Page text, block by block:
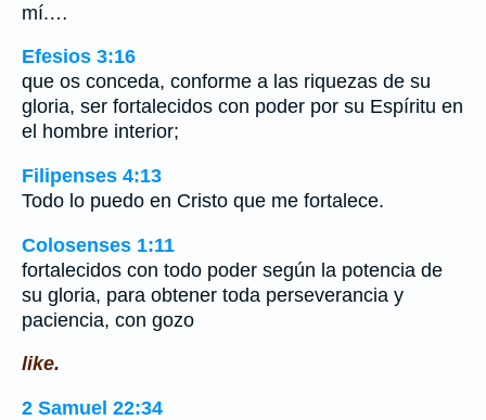
mí.…
Efesios 3:16
que os conceda, conforme a las riquezas de su
gloria, ser fortalecidos con poder por su Espíritu en
el hombre interior;
Filipenses 4:13
Todo lo puedo en Cristo que me fortalece.
Colosenses 1:11
fortalecidos con todo poder según la potencia de
su gloria, para obtener toda perseverancia y
paciencia, con gozo
like.
2 Samuel 22:34